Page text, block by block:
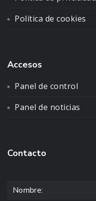
Política de cookies
Accesos
Panel de control
Panel de noticias
Contacto